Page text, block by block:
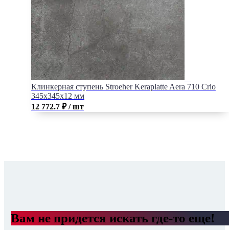
Клинкерная ступень Stroeher Keraplatte Aera 710 Crio
345x345x12 мм
12 772.7 ₽ / шт
Вам не придется искать где-то еще!